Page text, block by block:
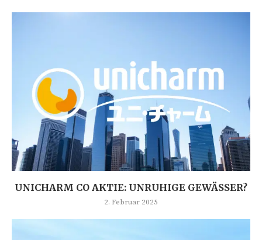
UNICHARM CO AKTIE: UNRUHIGE GEWÄSSER?
2. Februar 2025